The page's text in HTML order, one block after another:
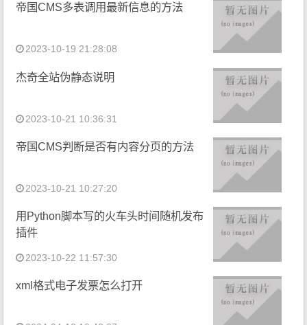
帝国CMS多表调用最新信息的方法
2023-10-19 21:28:08
杰奇全站伪静态说明
2023-10-21 10:36:31
帝国CMS判断是否有内容分页的方法
2023-10-21 10:27:20
用Python脚本写的火车头时间随机发布
插件
2023-10-22 11:57:30
xml格式电子发票怎么打开